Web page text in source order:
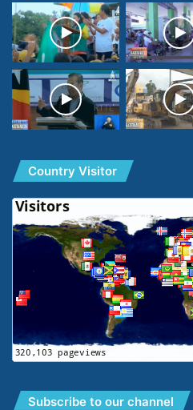
Country Visitor
Subscribe to our channel